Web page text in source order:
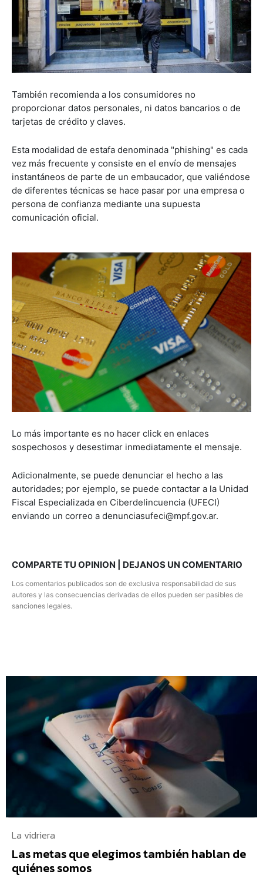
También recomienda a los consumidores no
proporcionar datos personales, ni datos bancarios o de
tarjetas de crédito y claves.
Esta modalidad de estafa denominada "phishing" es cada
vez más frecuente y consiste en el envío de mensajes
instantáneos de parte de un embaucador, que valiéndose
de diferentes técnicas se hace pasar por una empresa o
persona de confianza mediante una supuesta
comunicación oficial.
Lo más importante es no hacer click en enlaces
sospechosos y desestimar inmediatamente el mensaje.
Adicionalmente, se puede denunciar el hecho a las
autoridades; por ejemplo, se puede contactar a la Unidad
Fiscal Especializada en Ciberdelincuencia (UFECI)
enviando un correo a denunciasufeci@mpf.gov.ar.
COMPARTE TU OPINION | DEJANOS UN COMENTARIO
Los comentarios publicados son de exclusiva responsabilidad de sus
autores y las consecuencias derivadas de ellos pueden ser pasibles de
sanciones legales.
La vidriera
Las metas que elegimos también hablan de
quiénes somos